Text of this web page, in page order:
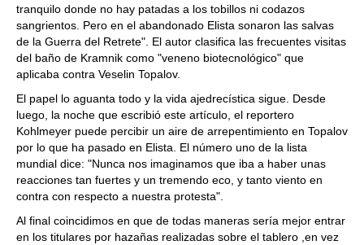
tranquilo donde no hay patadas a los tobillos ni codazos
sangrientos. Pero en el abandonado Elista sonaron las salvas
de la Guerra del Retrete". El autor clasifica las frecuentes visitas
del baño de Kramnik como "veneno biotecnológico" que
aplicaba contra Veselin Topalov.
El papel lo aguanta todo y la vida ajedrecística sigue. Desde
luego, la noche que escribió este artículo, el reportero
Kohlmeyer puede percibir un aire de arrepentimiento en Topalov
por lo que ha pasado en Elista. El número uno de la lista
mundial dice: "Nunca nos imaginamos que iba a haber unas
reacciones tan fuertes y un tremendo eco, y tanto viento en
contra con respecto a nuestra protesta".
Al final coincidimos en que de todas maneras sería mejor entrar
en los titulares por hazañas realizadas sobre el tablero ,en vez